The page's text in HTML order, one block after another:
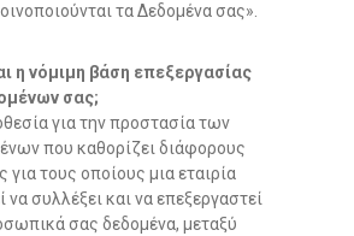
τα Δεδομένα σας».
η νόμιμη βάση επεξεργασίας
σας;
για την προστασία των
που καθορίζει διάφορους
για τους οποίους μια εταιρία
να συλλέξει και να επεξεργαστεί
σας δεδομένα, μεταξύ